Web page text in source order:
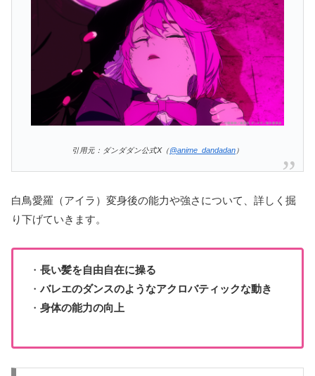
引用元：ダンダダン公式X（@anime_dandadan ）
白鳥愛羅（アイラ）変身後の能力や強さについて、詳しく掘
り下げていきます。
・ 長い髪を自由自在に操る
・ バレエのダンスのようなアクロバティックな動き
・ 身体の能力の向上